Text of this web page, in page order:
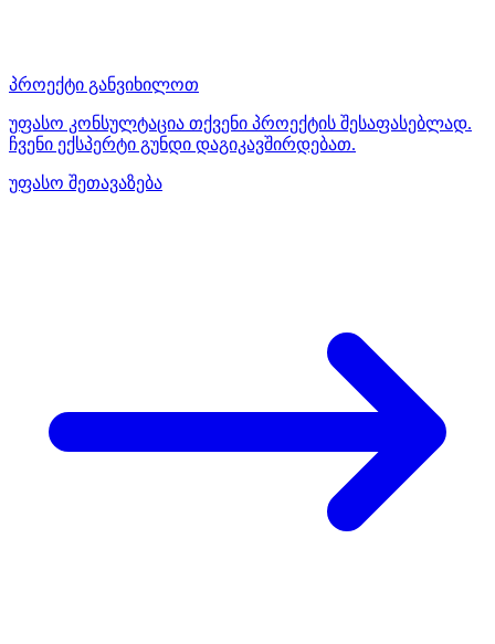
პროექტი განვიხილოთ
უფასო კონსულტაცია თქვენი პროექტის შესაფასებლად.
ჩვენი ექსპერტი გუნდი დაგიკავშირდებათ.
უფასო შეთავაზება